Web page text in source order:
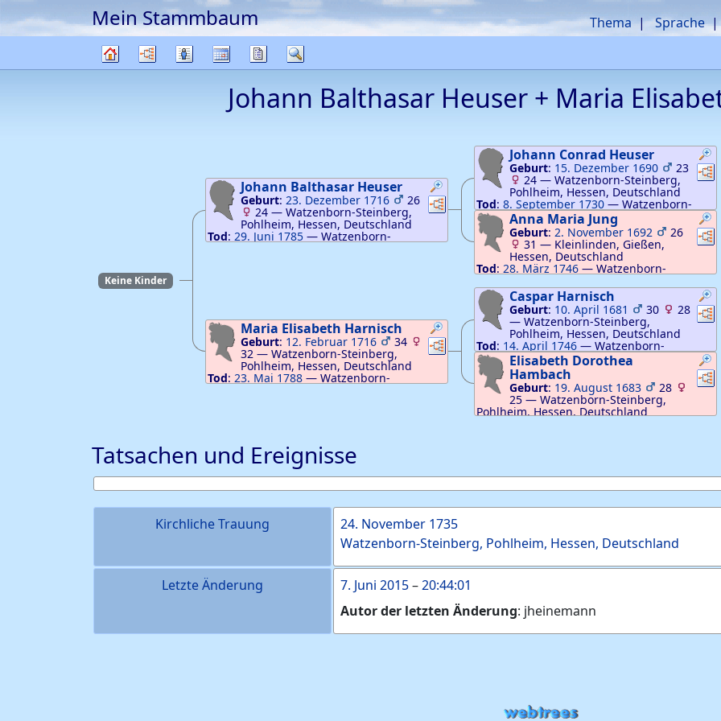
Weiter zu Hauptseite
Mein Stammbaum Thema Sprache
Diagramme
Listen KalenderBerichte
Johann Balthasar Heuser+ Maria
Keine Kinder
Verknüpfungen
Verknüpfungen
Johann Balthasar Heuser
Geburt: 23. Dezember 1716 26
24 — Watzenborn-Steinberg,
Pohlheim, Hessen, Deutschland
Tod: 29. Juni 1785— Watzenborn-
Johann Conrad Heuser
Geburt: 15. Dezember 1690 23
24—Watzenborn-Steinberg,
Pohlheim, Hessen, Deutschland
Tod: 8. September 1730— Watzenborn-
Steinberg, Pohlheim, Hessen, Deutschland
Anna Maria Jung
Geburt: 2. November 1692 26
31— Kleinlinden, Gießen,
Hessen, Deutschland
Tod: 28. März 1746— Watzenborn-
Verknüpfungen
Verknüpfungen
Maria Elisabeth Harnisch
Geburt: 12. Februar 1716 34
32 — Watzenborn-Steinberg,
Pohlheim, Hessen, Deutschland
Tod: 23. Mai 1788— Watzenborn-
Caspar Harnisch
Geburt: 10. April 1681 30 28
— Watzenborn-Steinberg,
Pohlheim, Hessen, Deutschland
Tod: 14. April 1746— Watzenborn-
Steinberg, Pohlheim, Hessen, Deutschland
Elisabeth Dorothea
Hambach
Geburt: 19. August 1683 28
25 — Watzenborn-Steinberg,
Pohlheim, Hessen, Deutschland
Tatsachen und Ereignisse
Kirchliche Trauung
24. November 1735
Watzenborn-Steinberg, Pohlheim, Hessen, Deutschland
Letzte Änderung 7. Juni 2015–20:44:01
Autor der letzten Änderung: jheinemann